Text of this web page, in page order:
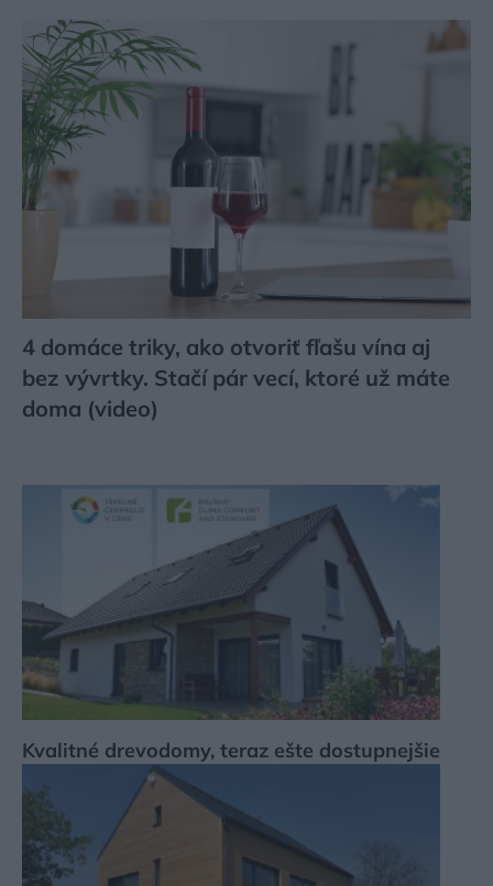
4 domáce triky, ako otvoriť fľašu vína aj
bez vývrtky. Stačí pár vecí, ktoré už máte
doma (video)
Kvalitné drevodomy, teraz ešte dostupnejšie